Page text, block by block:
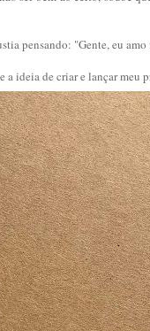
pensando: "Gente, eu
ideia de criar e lançar meu